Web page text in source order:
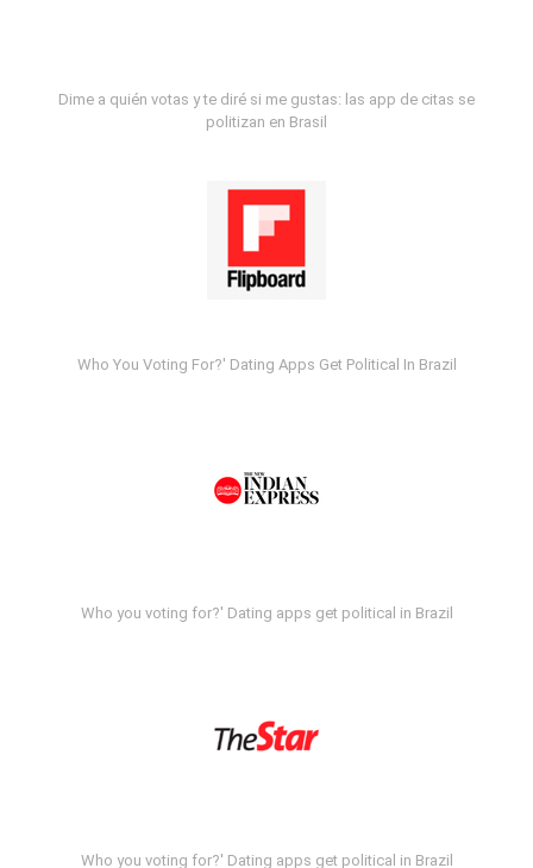
Dime a quién votas y te diré si me gustas: las app de citas se
politizan en Brasil
Who You Voting For?' Dating Apps Get Political In Brazil
Who you voting for?' Dating apps get political in Brazil
Who you voting for?' Dating apps get political in Brazil